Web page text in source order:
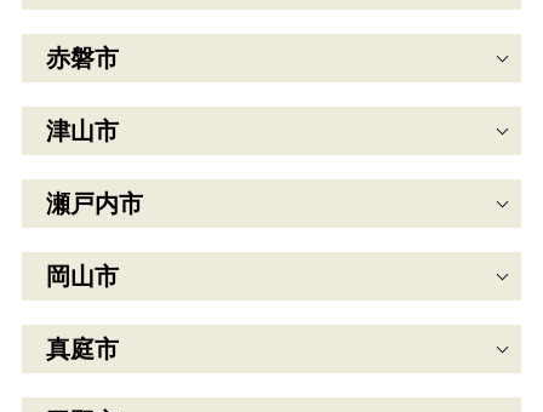
赤磐市
津山市
瀬戸内市
岡山市
真庭市